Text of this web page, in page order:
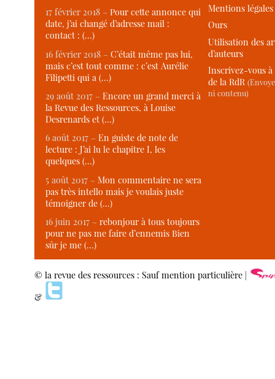
17 février 2018 –Pour cette annonce qui
date, j’ai changé d’adresse mail :
contact : (…)
16 février 2018 –C’était même pas lui,
mais c’est tout comme : c’est Aurélie
Filipetti qui a (…)
29 août 2017 –Encore un grand merci à
la Revue des Ressources, à Louise
Desrenards et (…)
6 août 2017 –En guiste de note de
lecture : J’ai lu le chapitre I, les
quelques (…)
5 août 2017 –Mon commentaire ne sera
pas très intello mais je voulais juste
témoigner de (…)
16 juin 2017 –rebonjour à tous toujours
pour ne pas me faire d’ennemis Bien
sûr je me (…)
Mentions légales
Ours
Utilisation des
d’auteurs
Inscrivez-vous
de la RdR
ni contenu)
© la revue des ressources : Sauf mention particulière |
&